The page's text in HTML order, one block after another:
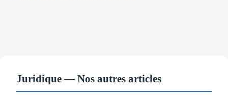
Juridique — Nos autres articles